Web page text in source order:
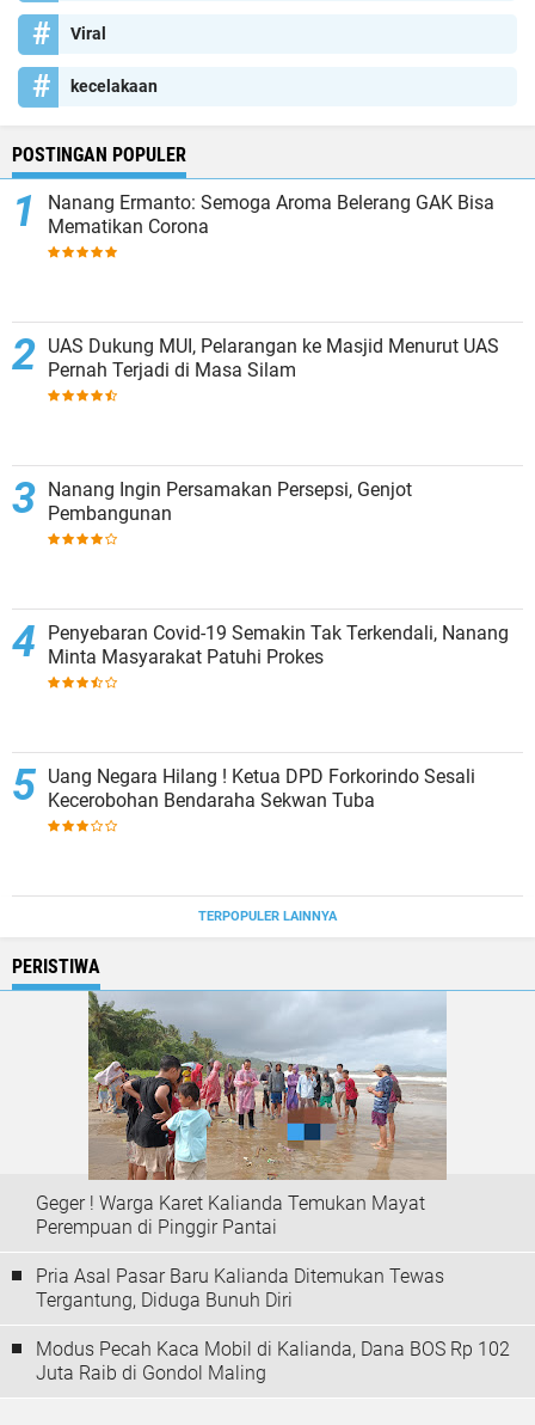
Viral
kecelakaan
POSTINGAN POPULER
Nanang Ermanto: Semoga Aroma Belerang GAK Bisa
Mematikan Corona
UAS Dukung MUI, Pelarangan ke Masjid Menurut UAS
Pernah Terjadi di Masa Silam
Nanang Ingin Persamakan Persepsi, Genjot
Pembangunan
Penyebaran Covid-19 Semakin Tak Terkendali, Nanang
Minta Masyarakat Patuhi Prokes
Uang Negara Hilang ! Ketua DPD Forkorindo Sesali
Kecerobohan Bendaraha Sekwan Tuba
TERPOPULER LAINNYA
PERISTIWA
Geger ! Warga Karet Kalianda Temukan Mayat
Perempuan di Pinggir Pantai
Pria Asal Pasar Baru Kalianda Ditemukan Tewas
Tergantung, Diduga Bunuh Diri
Modus Pecah Kaca Mobil di Kalianda, Dana BOS Rp 102
Juta Raib di Gondol Maling